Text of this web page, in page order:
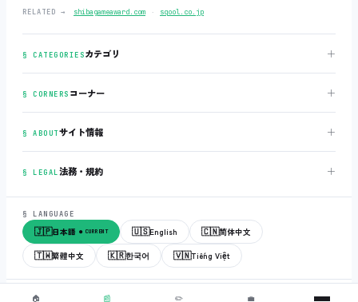
RELATED → shibagameaward.com ‧ sqool.co.jp
§ CATEGORIESカテゴリ ＋
§ CORNERS コーナー ＋
§ ABOUTサイト情報 ＋
§ LEGAL法務・規約 ＋
§ LANGUAGE
🇯🇵日本語 ● CURRENT 🇺🇸English 🇨🇳简体中文
🇹🇼繁體中文 🇰🇷한국어 🇻🇳Tiếng Việt
© 2018-2026 sqool.co.jp ‧ All rights reserved. v3.0.0 build 20260505
🏠 📰 ✏️ 💼